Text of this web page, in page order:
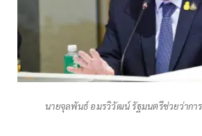
นายจุลพันธ์ อมรวิวัฒน์ รัฐมนตรีช่วยว่ากา